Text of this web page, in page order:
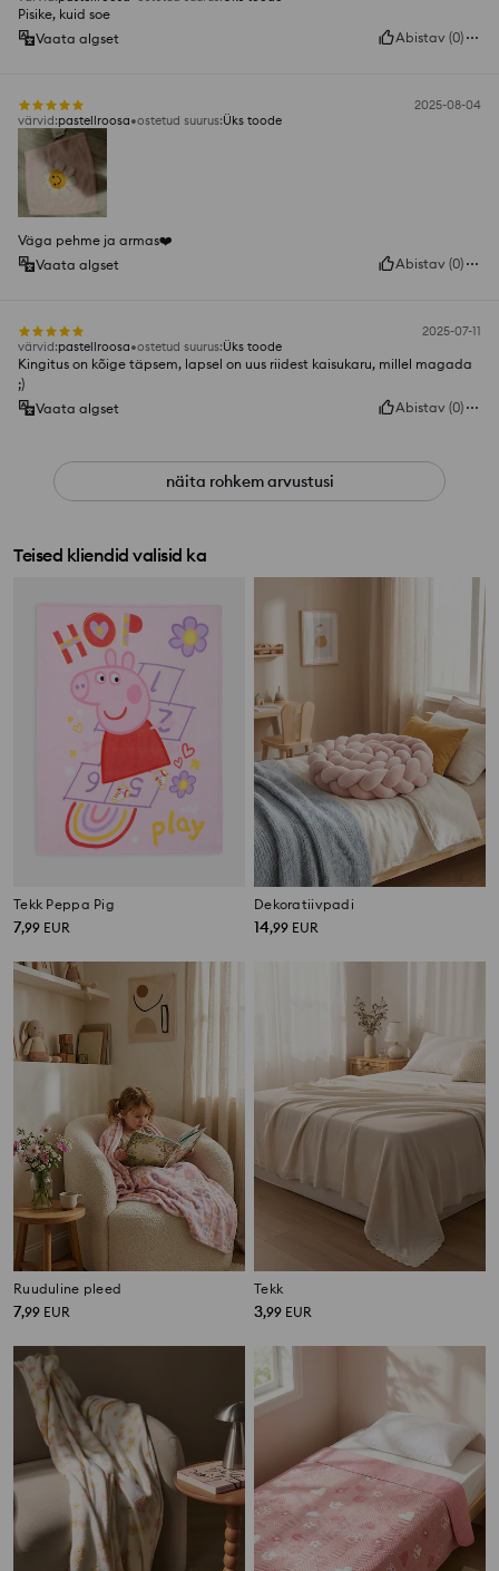
Pisike, kuid soe
Vaata algset
Abistav (0)
2025-08-04
värvid:pastellroosa ostetud suurus:Üks toode
Väga pehme ja armas❤️
Vaata algset
Abistav (0)
2025-07-11
värvid:pastellroosa ostetud suurus:Üks toode
Kingitus on kõige täpsem, lapsel on uus riidest kaisukaru, millel magada
;)
Vaata algset
Abistav (0)
näita rohkem arvustusi
Teised kliendid valisid ka
Tekk Peppa Pig
7,99 EUR
Dekoratiivpadi
14,99 EUR
Ruuduline pleed
7,99 EUR
Tekk
3,99 EUR